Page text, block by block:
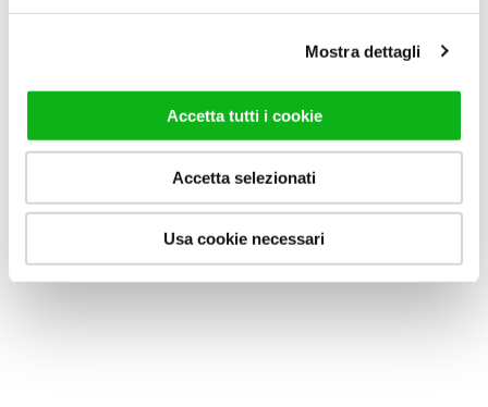
Mostra dettagli
Accetta tutti i cookie
Accetta selezionati
Usa cookie necessari
Cabina doccia con anta a
battente dagli angoli
raggiati.
VAI AL PRODOTTO
Box doccia walk-in
caratterizzato da una doppia
raggiatura del vetro.
VAI AL PRODOTTO